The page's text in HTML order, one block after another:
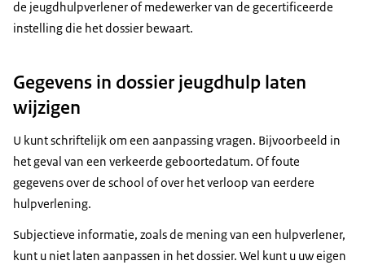
de jeugdhulpverlener of medewerker van de gecertificeerde
instelling die het dossier bewaart.
Gegevens in dossier jeugdhulp laten
wijzigen
U kunt schriftelijk om een aanpassing vragen. Bijvoorbeeld in
het geval van een verkeerde geboortedatum. Of foute
gegevens over de school of over het verloop van eerdere
hulpverlening.
Subjectieve informatie, zoals de mening van een hulpverlener,
kunt u niet laten aanpassen in het dossier. Wel kunt u uw eigen